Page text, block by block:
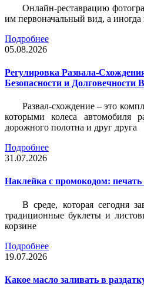
Онлайн-реставрацию
им первоначальный вид, а иногда
Подробнее
05.08.2026
Регулировка Развала-
Безопасности и
Развал-схождение – это
которыми колеса автомобиля
дорожного полотна и друг друга
Подробнее
31.07.2026
Наклейка c промокодом: печать
В среде, которая сегодня
традиционные буклеты и
корзине
Подробнее
19.07.2026
Какое масло заливать в